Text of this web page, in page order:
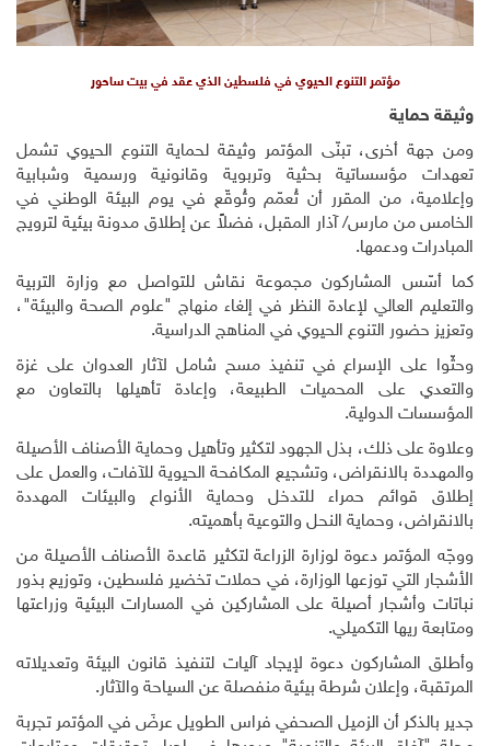
مؤتمر التنوع الحيوي في فلسطين الذي عقد في بيت ساحور
وثيقة حماية
ومن جهة أخرى، تبنّى المؤتمر وثيقة لحماية التنوع الحيوي تشمل
تعهدات مؤسساتية بحثية وتربوية وقانونية ورسمية وشبابية
وإعلامية، من المقرر أن تُعمّم وتُوقّع في يوم البيئة الوطني في
الخامس من مارس/ آذار المقبل، فضلاً عن إطلاق مدونة بيئية لترويج
المبادرات ودعمها.
كما أسّس المشاركون مجموعة نقاش للتواصل مع وزارة التربية
والتعليم العالي لإعادة النظر في إلغاء منهاج "علوم الصحة والبيئة"،
وتعزيز حضور التنوع الحيوي في المناهج الدراسية.
وحثّوا على الإسراع في تنفيذ مسح شامل لآثار العدوان على غزة
والتعدي على المحميات الطبيعة، وإعادة تأهيلها بالتعاون مع
المؤسسات الدولية.
وعلاوة على ذلك، بذل الجهود لتكثير وتأهيل وحماية الأصناف الأصيلة
والمهددة بالانقراض، وتشجيع المكافحة الحيوية للآفات، والعمل على
إطلاق قوائم حمراء للتدخل وحماية الأنواع والبيئات المهددة
بالانقراض، وحماية النحل والتوعية بأهميته.
ووجّه المؤتمر دعوة لوزارة الزراعة لتكثير قاعدة الأصناف الأصيلة من
الأشجار التي توزعها الوزارة، في حملات تخضير فلسطين، وتوزيع بذور
نباتات وأشجار أصيلة على المشاركين في المسارات البيئية وزراعتها
ومتابعة ريها التكميلي.
وأطلق المشاركون دعوة لإيجاد آليات لتنفيذ قانون البيئة وتعديلاته
المرتقبة، وإعلان شرطة بيئية منفصلة عن السياحة والآثار.
جدير بالذكر أن الزميل الصحفي فراس الطويل عرضَ في المؤتمر تجربة